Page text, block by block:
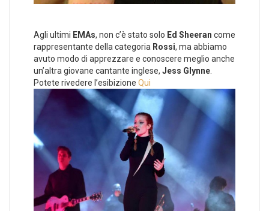
Agli ultimi EMAs, non c’è stato solo Ed Sheeran come
rappresentante della categoria Rossi, ma abbiamo
avuto modo di apprezzare e conoscere meglio anche
un’altra giovane cantante inglese, Jess Glynne
Potete rivedere l’esibizione Qui